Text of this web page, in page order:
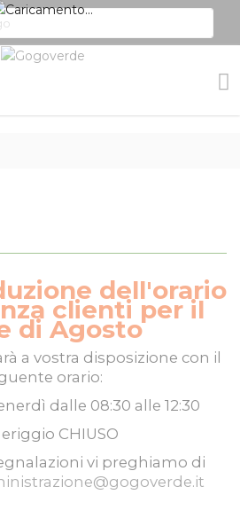
dell'orario
clienti per il
di Agosto
a vostra disposizione con il
orario:
dalle 08:30 alle 12:30
CHIUSO
vi preghiamo di